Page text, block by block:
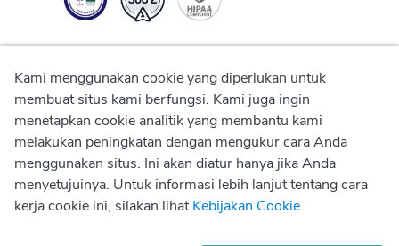
Kebijakan Privasi
Kebijakan Penggunaan
Kami menggunakan cookie yang diperlukan untuk
membuat situs kami berfungsi. Kami juga ingin
menetapkan cookie analitik yang membantu kami
melakukan peningkatan dengan mengukur cara Anda
menggunakan situs. Ini akan diatur hanya jika Anda
menyetujuinya. Untuk informasi lebih lanjut tentang cara
kerja cookie ini, silakan lihat Kebijakan Cookie.